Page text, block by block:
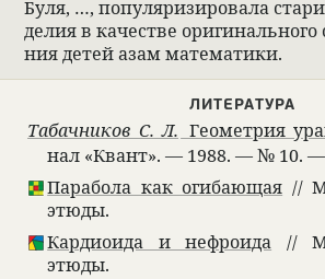
Буля, …, попу­ля­ри­зи­ро­вала
де­лия в каче­стве ориги­наль­ного
ния детей азам матема­тики.
ЛИТЕ­РА­ТУРА
Табач­ни­ков С. Л. Геомет­рия
нал «Квант». — 1988. — № 10. —
Пара­бола как оги­бающая //
этюды.
Кар­дио­ида и неф­ро­ида //
этюды.